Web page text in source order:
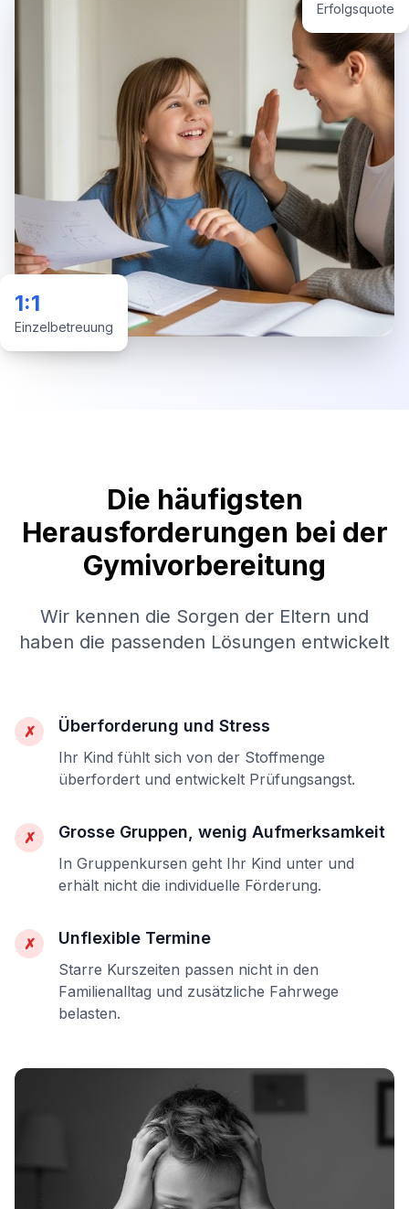
Erfolgsquote
1:1
Einzelbetreuung
Die häufigsten
Herausforderungen bei der
Gymivorbereitung
Wir kennen die Sorgen der Eltern und
haben die passenden Lösungen entwickelt
✗ Überforderung und Stress
Ihr Kind fühlt sich von der Stoffmenge
überfordert und entwickelt Prüfungsangst.
✗ Grosse Gruppen, wenig Aufmerksamkeit
In Gruppenkursen geht Ihr Kind unter und
erhält nicht die individuelle Förderung.
✗ Unflexible Termine
Starre Kurszeiten passen nicht in den
Familienalltag und zusätzliche Fahrwege
belasten.